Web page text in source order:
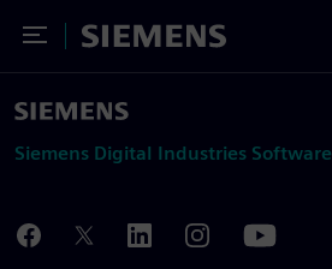
Toggle Menu
Siemens
Siemens Digital Industries Software